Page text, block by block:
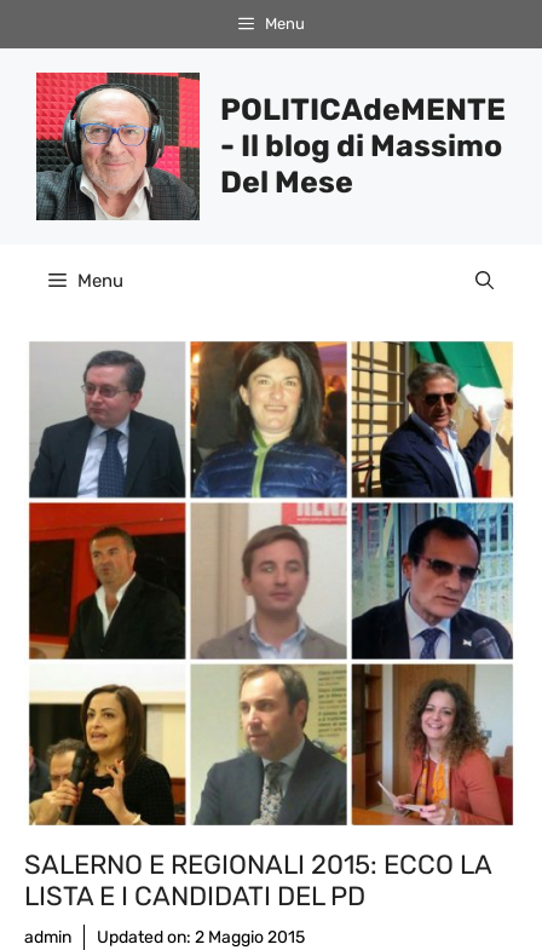
al
contenuto
Menu
POLITICAdeMENTE
- Il blog di Massimo
Del Mese
Menu
SALERNO E REGIONALI 2015: ECCO LA
LISTA E I CANDIDATI DEL PD
admin Updated on: 2 Maggio 2015